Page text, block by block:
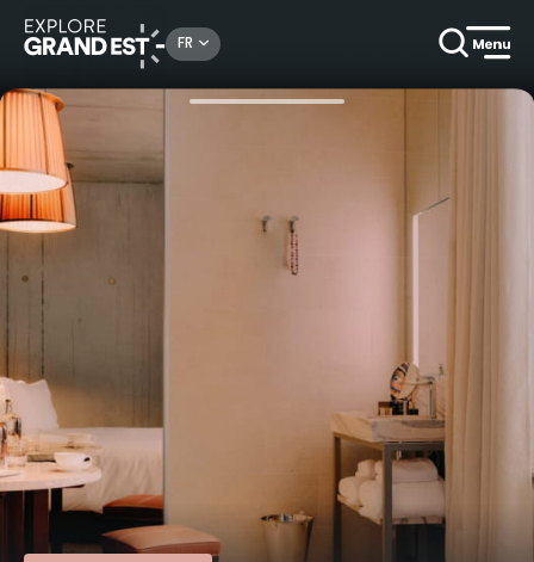
FR
Idées séjours L'Art de dîner et rêver Chez Manfred Heler****